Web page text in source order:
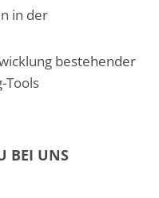
in der
bestehender
Tools
BEI UNS